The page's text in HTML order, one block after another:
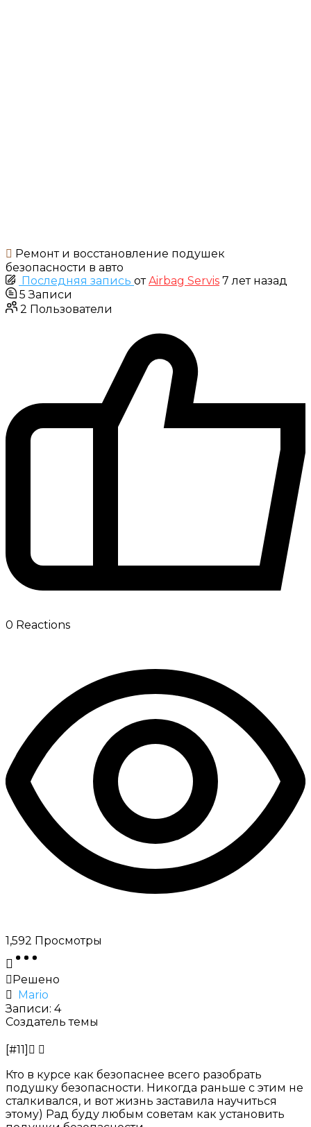
Ремонт и восстановление подушек
безопасности в авто
Последняя запись от Airbag Servis 7 лет назад
5Записи
2 Пользователи
0 Reactions
1,592 Просмотры
Решено
Mario
Записи: 4
Создатель темы
[#11]
Кто в курсе как безопаснее всего разобрать
подушку безопасности. Никогда раньше с этим не
сталкивался, и вот жизнь заставила научиться
этому) Рад буду любым советам как установить